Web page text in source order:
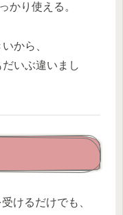
かり使える。
から、
いぶ違いまし
けるだけでも、